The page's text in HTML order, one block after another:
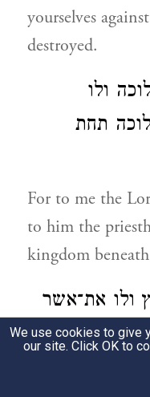
yourselves
destroyed.
ולו
תחת
For to me the
to him the
kingdom
ולו את־אשר
To me He gave
We use cookies to give
our site. Click OK to